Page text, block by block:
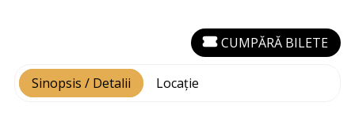
Sinopsis / Detalii Locație
CUMPĂRĂ BILETE